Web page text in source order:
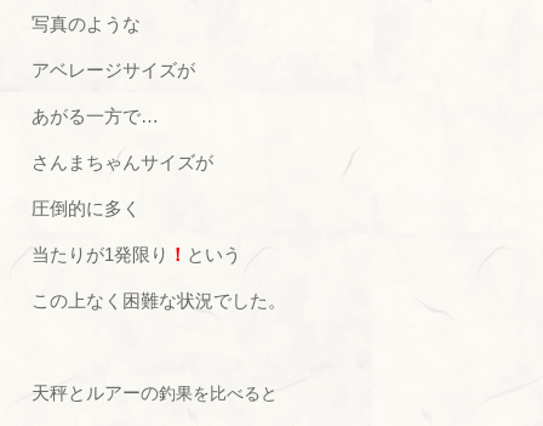
写真のような
アベレージサイズが
あがる一方で…
さんまちゃんサイズが
圧倒的に多く
当たりが1発限り ！ という
この上なく困難な状況でした。
天秤とルアーの釣果を比べると